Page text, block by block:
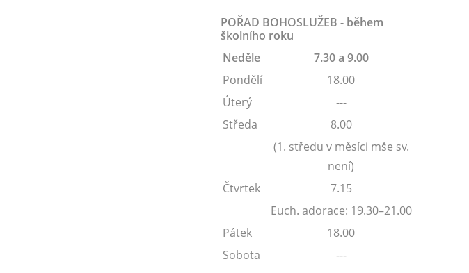
POŘAD BOHOSLUŽEB - během
školního roku
Neděle
7.30 a 9.00
Pondělí
18.00
Úterý
---
Středa
8.00
(1. středu v měsíci mše sv.
není)
Čtvrtek
7.15
Euch. adorace: 19.30–21.00
Pátek
18.00
Sobota
---